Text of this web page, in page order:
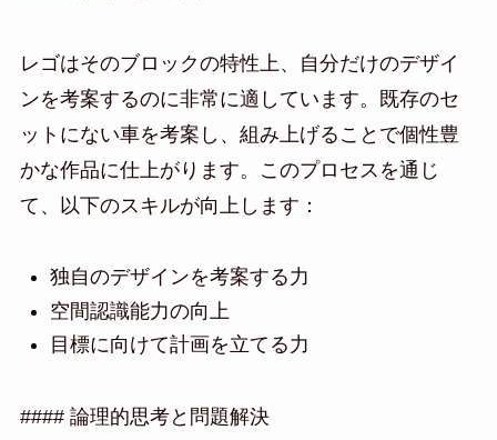
レゴはそのブロックの特性上、自分だけのデザイ
ンを考案するのに非常に適しています。既存のセ
ットにない車を考案し、組み上げることで個性豊
かな作品に仕上がります。このプロセスを通じ
て、以下のスキルが向上します：
独自のデザインを考案する力
空間認識能力の向上
目標に向けて計画を立てる力
#### 論理的思考と問題解決